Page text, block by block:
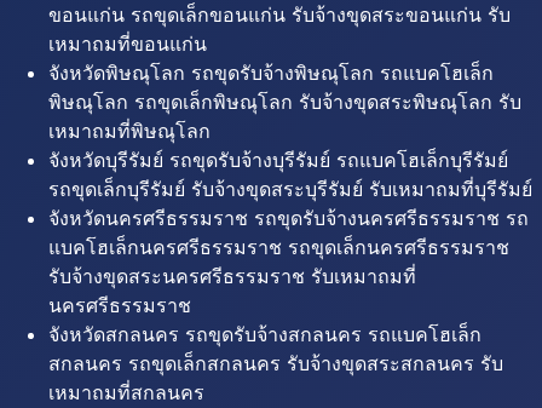
ขอนแก่น รถขุดเล็กขอนแก่น รับจ้างขุดสระขอนแก่น รับ
เหมาถมที่ขอนแก่น
จังหวัดพิษณุโลก รถขุดรับจ้างพิษณุโลก รถแบคโฮเล็ก
พิษณุโลก รถขุดเล็กพิษณุโลก รับจ้างขุดสระพิษณุโลก รับ
เหมาถมที่พิษณุโลก
จังหวัดบุรีรัมย์ รถขุดรับจ้างบุรีรัมย์ รถแบคโฮเล็กบุรีรัมย์
รถขุดเล็กบุรีรัมย์ รับจ้างขุดสระบุรีรัมย์ รับเหมาถมที่บุรีรัมย์
จังหวัดนครศรีธรรมราช รถขุดรับจ้างนครศรีธรรมราช รถ
แบคโฮเล็กนครศรีธรรมราช รถขุดเล็กนครศรีธรรมราช
รับจ้างขุดสระนครศรีธรรมราช รับเหมาถมที่
นครศรีธรรมราช
จังหวัดสกลนคร รถขุดรับจ้างสกลนคร รถแบคโฮเล็ก
สกลนคร รถขุดเล็กสกลนคร รับจ้างขุดสระสกลนคร รับ
เหมาถมที่สกลนคร